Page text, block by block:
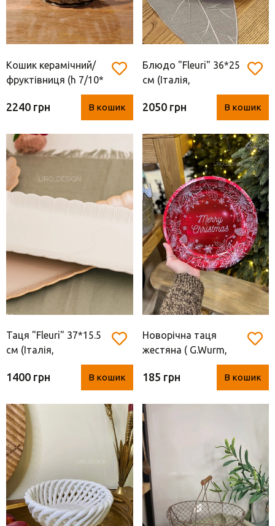
Вази для квітів
Фігурки та статуетки
Кошик керамічний/
фруктівниця (h 7/10*
2240 грн В кошик
Блюдо "Fleuri" 36*25
см (Італія,
2050 грн В кошик
Таця "Fleuri" 37*15.5
см (Італія,
1400 грн В кошик
Новорічна таця
жестяна ( G.Wurm,
185 грн В кошик